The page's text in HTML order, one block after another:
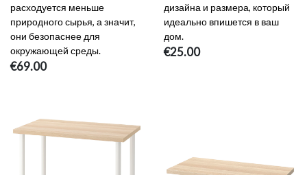
расходуется меньше
природного сырья, а значит,
они безопаснее для
окружающей среды.
€69.00
дизайна и размера, который
идеально впишется в ваш
дом.
€25.00